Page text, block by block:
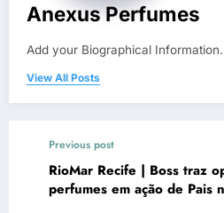
Anexus Perfumes
Add your Biographical Information.
View All Posts
Previous post
RioMar Recife | Boss traz
perfumes em ação de Pais